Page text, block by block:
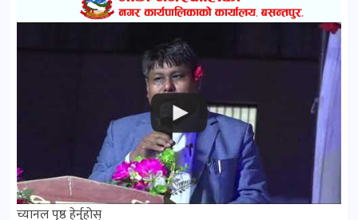
च्यानल पृष्ठ हेर्नुहोस्